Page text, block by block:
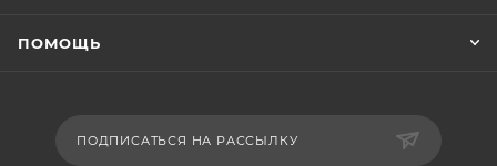
ПОМОЩЬ
ПОДПИСАТЬСЯ НА РАССЫЛКУ